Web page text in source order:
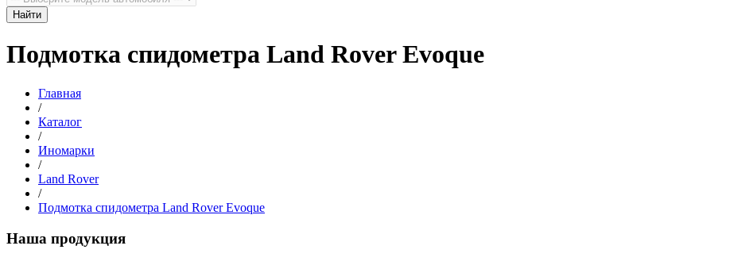
Найти
Подмотка спидометра Land Rover Evoque
Главная
/
Каталог
/
Иномарки
/
Land Rover
/
Подмотка спидометра Land Rover Evoque
Наша продукция